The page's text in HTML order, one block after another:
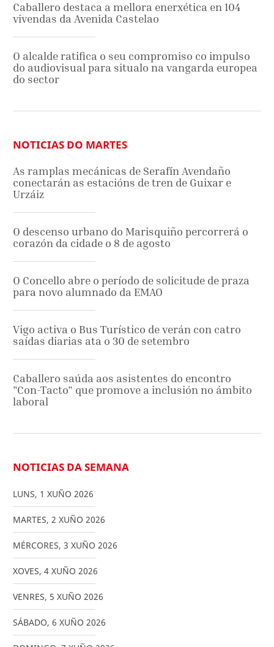
Caballero destaca a mellora enerxética en 104
vivendas da Avenida Castelao
O alcalde ratifica o seu compromiso co impulso
do audiovisual para situalo na vangarda europea
do sector
NOTICIAS DO MARTES
As ramplas mecánicas de Serafín Avendaño
conectarán as estacións de tren de Guixar e
Urzáiz
O descenso urbano do Marisquiño percorrerá o
corazón da cidade o 8 de agosto
O Concello abre o período de solicitude de praza
para novo alumnado da EMAO
Vigo activa o Bus Turístico de verán con catro
saídas diarias ata o 30 de setembro
Caballero saúda aos asistentes do encontro
"Con-Tacto" que promove a inclusión no ámbito
laboral
NOTICIAS DA SEMANA
LUNS, 1 XUÑO 2026
MARTES, 2 XUÑO 2026
MÉRCORES, 3 XUÑO 2026
XOVES, 4 XUÑO 2026
VENRES, 5 XUÑO 2026
SÁBADO, 6 XUÑO 2026